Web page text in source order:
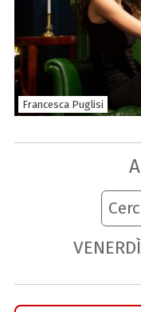
Francesca Puglisi
VENERDÌ